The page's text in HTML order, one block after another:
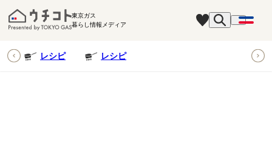
東京ガス
暮らし情報メディア
レシピ レシピ